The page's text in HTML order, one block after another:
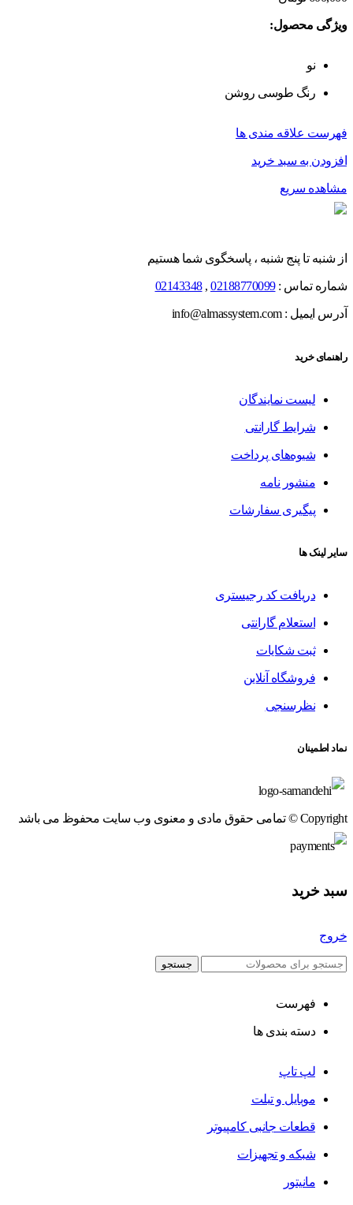
ویژگی محصول:
نو
رنگ طوسی روشن
فهرست علاقه مندی ها
افزودن به سبد خرید
مشاهده سریع
از شنبه تا پنج شنبه ، پاسخگوی شما هستیم
شماره تماس :02188770099
,
02143348
آدرس ایمیل : info@almassystem.com
راهنمای خرید
لیست نمایندگان
شرایط گارانتی
شیوه‌های پرداخت
منشور نامه
پیگیری سفارشات
سایر لینک ها
دریافت کد رجیستری
استعلام گارانتی
ثبت شکایات
فروشگاه آنلاین
نظرسنجی
نماد اطمینان
Copyright © تمامی حقوق مادی و معنوی وب سایت محفوظ می باشد
سبد خرید
خروج
جستجو
فهرست
دسته بندی ها
لپ تاپ
موبایل و تبلت
قطعات جانبی کامپیوتر
شبکه و تجهیزات
مانیتور